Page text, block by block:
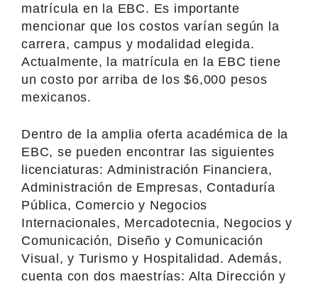
matrícula en la EBC. Es importante
mencionar que los costos varían según la
carrera, campus y modalidad elegida.
Actualmente, la matrícula en la EBC tiene
un costo por arriba de los $6,000 pesos
mexicanos.
Dentro de la amplia oferta académica de la
EBC, se pueden encontrar las siguientes
licenciaturas: Administración Financiera,
Administración de Empresas, Contaduría
Pública, Comercio y Negocios
Internacionales, Mercadotecnia, Negocios y
Comunicación, Diseño y Comunicación
Visual, y Turismo y Hospitalidad. Además,
cuenta con dos maestrías: Alta Dirección y